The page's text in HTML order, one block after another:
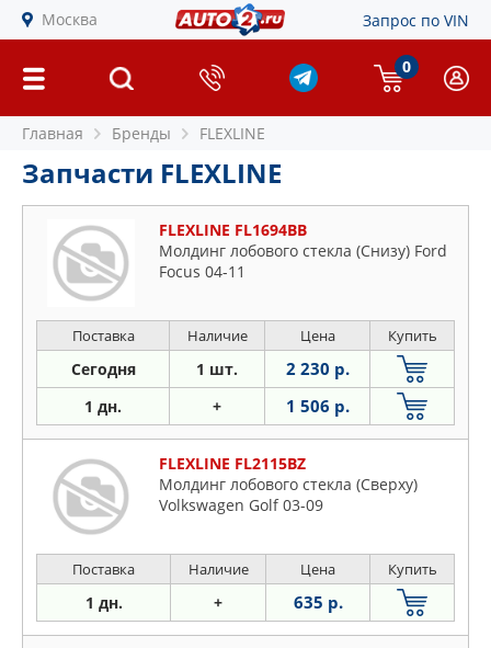
Москва Запрос по VIN
0
Главная Бренды FLEXLINE
Запчасти FLEXLINE
FLEXLINE FL1694BB
Молдинг лобового стекла (Снизу) Ford
Focus 04-11
Поставка Наличие Цена Купить
Сегодня 1 шт. 2 230 р.
1 дн. + 1 506 р.
FLEXLINE FL2115BZ
Молдинг лобового стекла (Сверху)
Volkswagen Golf 03-09
Поставка Наличие Цена Купить
1 дн. + 635 р.